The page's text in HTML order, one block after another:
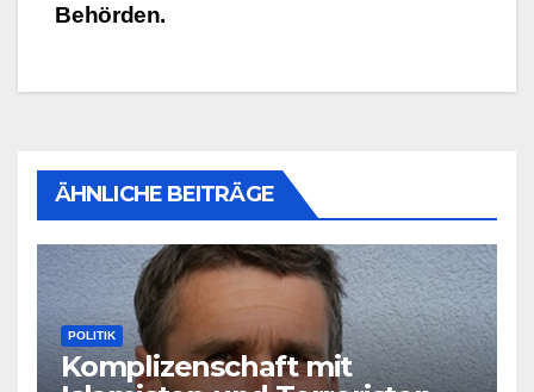
Behörden.
ÄHNLICHE BEITRÄGE
POLITIK
Komplizenschaft mit